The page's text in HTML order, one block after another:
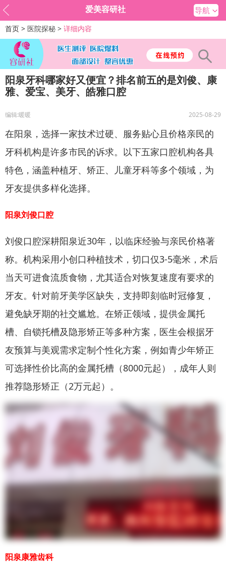
爱美容研社 导航
首页 > 医院探秘 > 详细内容
阳泉牙科哪家好又便宜？排名前五的是刘俊、康
雅、爱宝、美牙、皓雅口腔
编辑:暖暖 2025-08-29
在阳泉，选择一家技术过硬、服务贴心且价格亲民的
牙科机构是许多市民的诉求。以下五家口腔机构各具
特色，涵盖种植牙、矫正、儿童牙科等多个领域，为
牙友提供多样化选择。
阳泉刘俊口腔
刘俊口腔深耕阳泉近30年，以临床经验与亲民价格著
称。机构采用小创口种植技术，切口仅3-5毫米，术后
当天可进食流质食物，尤其适合对恢复速度有要求的
牙友。针对前牙美学区缺失，支持即刻临时冠修复，
避免缺牙期的社交尴尬。在矫正领域，提供金属托
槽、自锁托槽及隐形矫正等多种方案，医生会根据牙
友预算与美观需求定制个性化方案，例如青少年矫正
可选择性价比高的金属托槽（8000元起），成年人则
推荐隐形矫正（2万元起）。
阳泉康雅齿科